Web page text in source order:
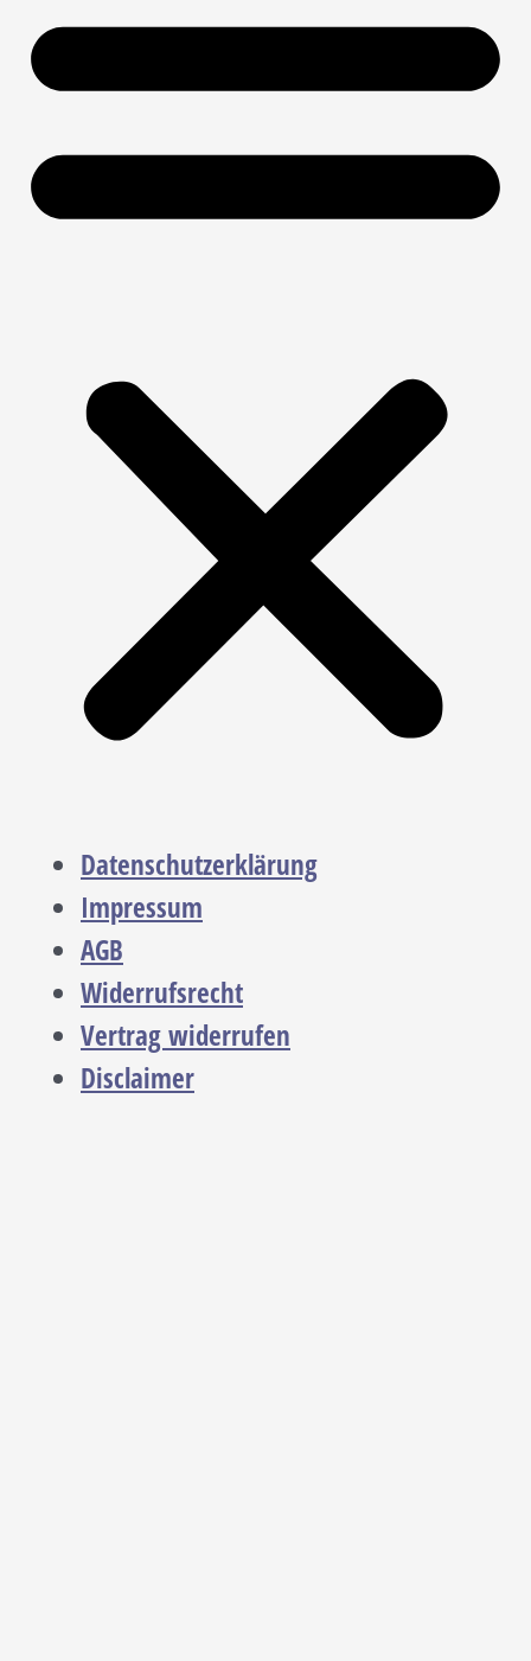
Datenschutzerklärung
Impressum
AGB
Widerrufsrecht
Vertrag widerrufen
Disclaimer